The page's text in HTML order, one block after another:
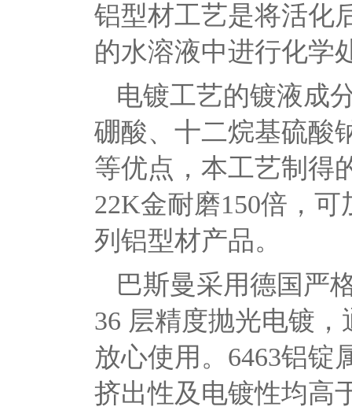
铝型材工艺是将活化
的水溶液中进行化学
电镀工艺的镀液成
硼酸、十二烷基硫酸
等优点，本工艺制得
22K金耐磨150倍，
列铝型材产品。
巴斯曼采用德国严
36 层精度抛光电镀
放心使用。6463铝锭
挤出性及电镀性均高